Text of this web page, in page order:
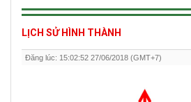
LỊCH SỬ HÌNH THÀNH
Đăng lúc: 15:02:52 27/06/2018 (GMT+7)